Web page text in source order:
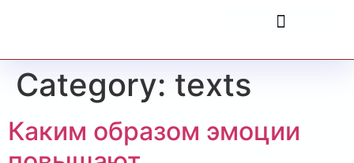
Category: texts
Каким образом эмоции